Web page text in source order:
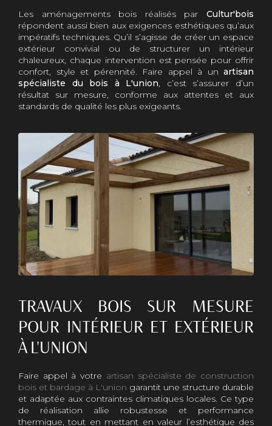
Les aménagements bois réalisés par Cultur'bois
répondent aussi bien aux exigences esthétiques qu’aux
impératifs techniques. Qu’il s’agisse de créer un espace
extérieur convivial ou de structurer un intérieur
chaleureux, chaque intervention est pensée pour offrir
confort, style et pérennité. Faire appel à un artisan
spécialiste du bois à L'union, c’est s’assurer d’un
résultat sur mesure, conforme aux attentes et aux
standards de qualité les plus exigeants.
TRAVAUX BOIS SUR MESURE
POUR INTÉRIEUR ET EXTÉRIEUR
À L'UNION
Faire appel à votre artisan spécialiste de construction
bois et bardage à L'union garantit une structure durable
et adaptée aux contraintes climatiques locales. Ce type
de réalisation allie robustesse et performance
thermique, tout en mettant en valeur l’esthétique des